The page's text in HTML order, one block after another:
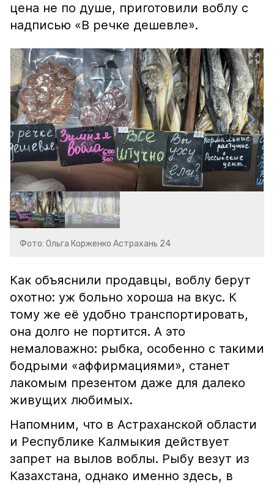
цена не по душе, приготовили воблу с
надписью «В речке дешевле».
Фото: Ольга Корженко Астрахань 24
Как объяснили продавцы, воблу берут
охотно: уж больно хороша на вкус. К
тому же её удобно транспортировать,
она долго не портится. А это
немаловажно: рыбка, особенно с такими
бодрыми «аффирмациями», станет
лакомым презентом даже для далеко
живущих любимых.
Напомним, что в Астраханской области
и Республике Калмыкия действует
запрет на вылов воблы. Рыбу везут из
Казахстана, однако именно здесь, в